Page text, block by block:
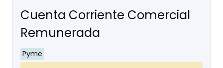
Cuenta Corriente Comercial
Remunerada
Pyme